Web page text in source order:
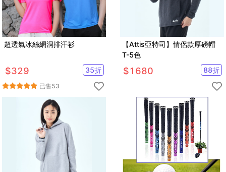
超透氣冰絲網洞排汗衫
$329 35折
已售53
【Attis亞特司】情侶款厚磅帽
T-5色
$1680 88折